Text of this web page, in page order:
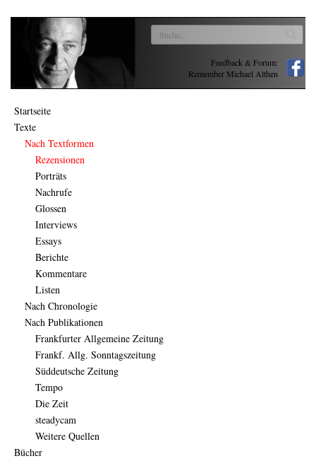
Feedback & Forum:
Remember Michael Althen
Startseite
Texte
Nach Textformen
Rezensionen
Porträts
Nachrufe
Glossen
Interviews
Essays
Berichte
Kommentare
Listen
Nach Chronologie
Nach Publikationen
Frankfurter Allgemeine Zeitung
Frankf. Allg. Sonntagszeitung
Süddeutsche Zeitung
Tempo
Die Zeit
steadycam
Weitere Quellen
Bücher